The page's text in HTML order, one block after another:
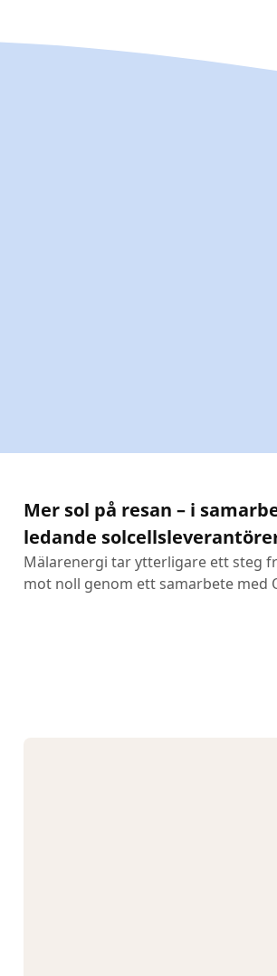
Mer sol på resan – i
ledande
Mälarenergi tar ytterligare ett steg
mot noll genom ett samarbete med